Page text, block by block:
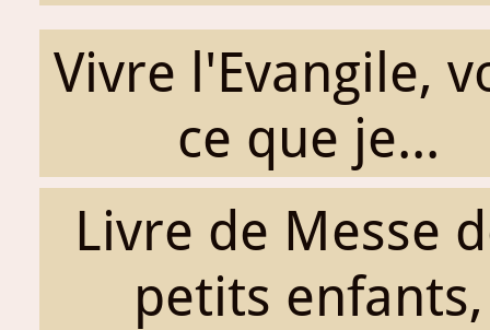
Vivre l'Evangile,
ce que je...
Livre de Messe
petits enfants,